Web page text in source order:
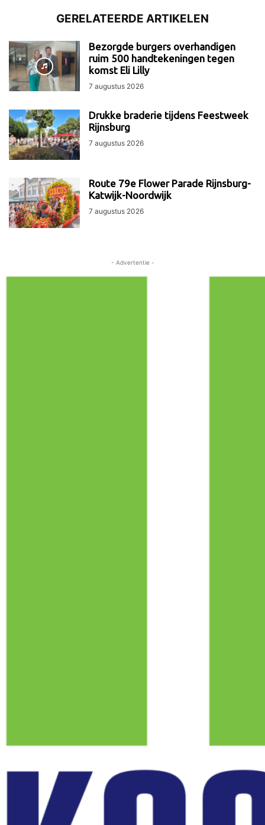
GERELATEERDE ARTIKELEN
Bezorgde burgers overhandigen
ruim 500 handtekeningen tegen
komst Eli Lilly
7 augustus 2026
Drukke braderie tijdens Feestweek
Rijnsburg
7 augustus 2026
Route 79e Flower Parade Rijnsburg-
Katwijk-Noordwijk
7 augustus 2026
- Advertentie -